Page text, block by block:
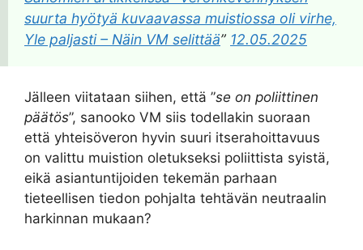
suurta hyötyä kuvaavassa muistiossa oli virhe,
Yle paljasti – Näin VM selittää” 12.05.2025
Jälleen viitataan siihen, että ”se on poliittinen
päätös”, sanooko VM siis todellakin suoraan
että yhteisöveron hyvin suuri itserahoittavuus
on valittu muistion oletukseksi poliittista syistä,
eikä asiantuntijoiden tekemän parhaan
tieteellisen tiedon pohjalta tehtävän neutraalin
harkinnan mukaan?